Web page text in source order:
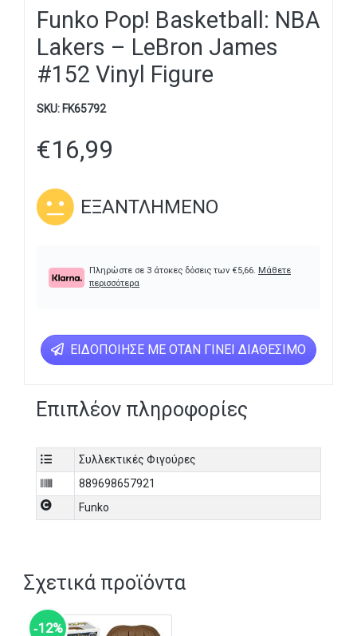
Funko Pop! Basketball: NBA
Lakers – LeBron James
#152 Vinyl Figure
SKU: FK65792
€16,99
ΕΞΑΝΤΛΗΜΈΝΟ
Πληρώστε σε 3 άτοκες δόσεις των €5,66. Μάθετε
περισσότερα
ΕΙΔΟΠΟΊΗΣΕ ΜΕ ΌΤΑΝ ΓΊΝΕΙ ΔΙΑΘΈΣΙΜΟ
Επιπλέον πληροφορίες
Συλλεκτικές Φιγούρες
889698657921
Funko
Σχετικά προϊόντα
‑12%